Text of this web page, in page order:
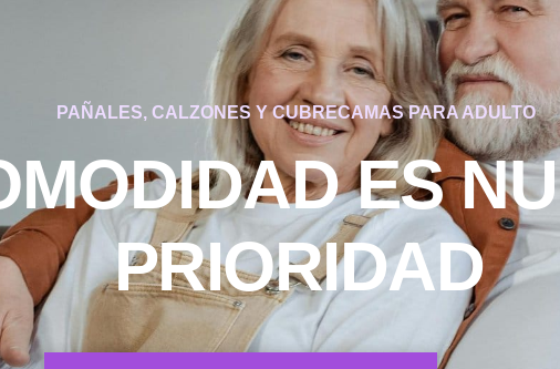
PAÑALES, CALZONES Y CUBRECAMAS PARA ADULTO
ES
PRIORIDAD